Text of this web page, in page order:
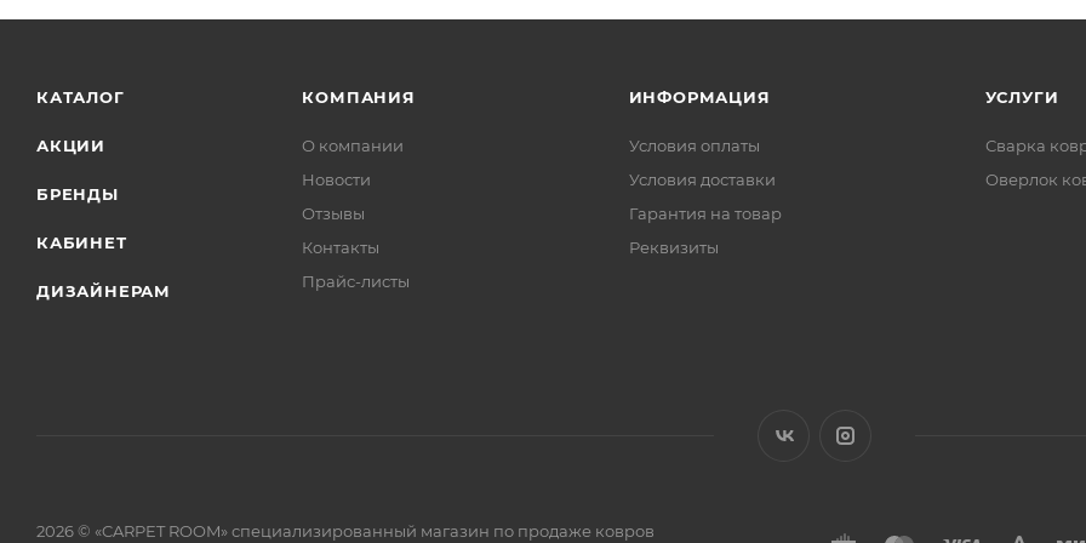
КАТАЛОГ
АКЦИИ
БРЕНДЫ
КАБИНЕТ
ДИЗАЙНЕРАМ
КОМПАНИЯ
О компании
Новости
Отзывы
Контакты
Прайс-листы
ИНФОРМАЦИЯ
Условия оплаты
Условия доставки
Гарантия на товар
Реквизиты
УСЛУГИ
Сварка
Оверлок
2026 © «CARPET ROOM» специализированный магазин по продаже ковров